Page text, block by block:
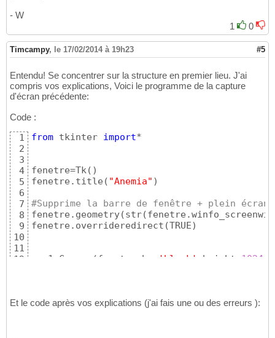
- W
1
0
Timcampy, le 17/02/2014 à 19h23 #5
Entendu! Se concentrer sur la structure en premier lieu. J'ai
compris vos explications, Voici le programme de la capture
d'écran précédente:
Code :
1
2
3
4
5
6
7
8
9
10
11
12
16
from tkinter import*
fenetre=Tk( )
fenetre.title ( "Anemia" )
#Supprime la barre de fenêtre + plein écran
fenetre.geometry(str(
fenetre.overrideredirect (TRUE)
can1=Canvas ( fenetre,bg= 'black' ,height= 1024
Et le code après vos explications (j'ai fais une ou des erreurs ):